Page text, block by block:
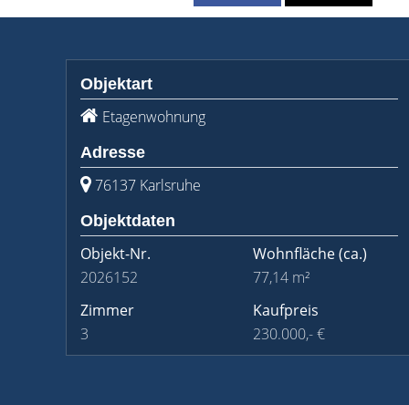
Objektart
Etagenwohnung
Adresse
76137 Karlsruhe
Objektdaten
Objekt-Nr.
2026152
Wohnfläche(ca.)
77,14 m²
Zimmer
3
Kaufpreis
230.000,- €